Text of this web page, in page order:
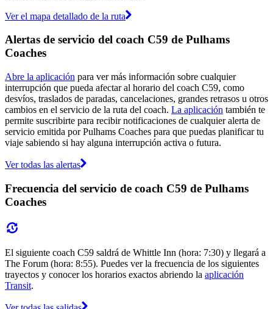
Ver el mapa detallado de la ruta
Alertas de servicio del coach C59 de Pulhams
Coaches
Abre la aplicación para ver más información sobre cualquier
interrupción que pueda afectar al horario del coach C59, como
desvíos, traslados de paradas, cancelaciones, grandes retrasos u otros
cambios en el servicio de la ruta del coach. La aplicación también te
permite suscribirte para recibir notificaciones de cualquier alerta de
servicio emitida por Pulhams Coaches para que puedas planificar tu
viaje sabiendo si hay alguna interrupción activa o futura.
Ver todas las alertas
Frecuencia del servicio de coach C59 de Pulhams
Coaches
El siguiente coach C59 saldrá de Whittle Inn (hora: 7:30) y llegará a
The Forum (hora: 8:55). Puedes ver la frecuencia de los siguientes
trayectos y conocer los horarios exactos abriendo la aplicación
Transit.